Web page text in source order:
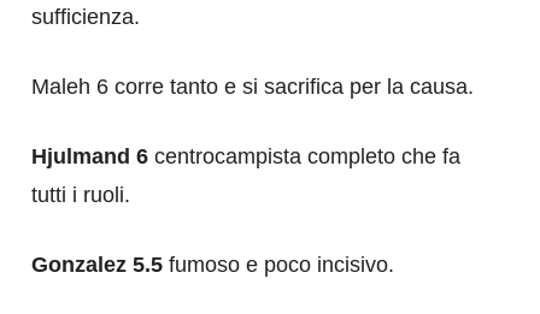
sufficienza.
Maleh 6 corre tanto e si sacrifica per la causa.
Hjulmand 6 centrocampista completo che fa
tutti i ruoli.
Gonzalez 5.5 fumoso e poco incisivo.